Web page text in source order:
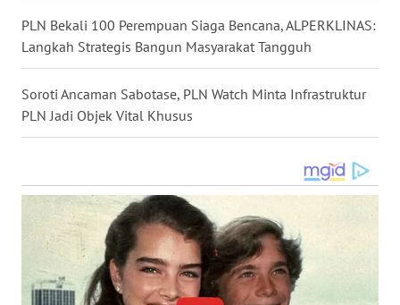
PLN Bekali 100 Perempuan Siaga Bencana, ALPERKLINAS:
Langkah Strategis Bangun Masyarakat Tangguh
Soroti Ancaman Sabotase, PLN Watch Minta Infrastruktur
PLN Jadi Objek Vital Khusus
WN
NIAS
WN
LANGKAT
TAPANULI
SELATAN
TANJUNG
LESUNG